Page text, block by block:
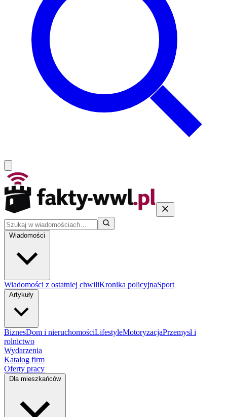
Wiadomości
Wiadomości z ostatniej chwiliKronika policyjnaSport
Artykuły
BiznesDom i nieruchomościLifestyleMotoryzacjaPrzemysł i
rolnictwo
Wydarzenia
Katalog firm
Oferty pracy
Dla mieszkańców